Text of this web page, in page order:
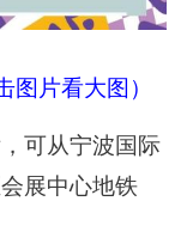
图片看大图）
可从宁波国际
展中心地铁